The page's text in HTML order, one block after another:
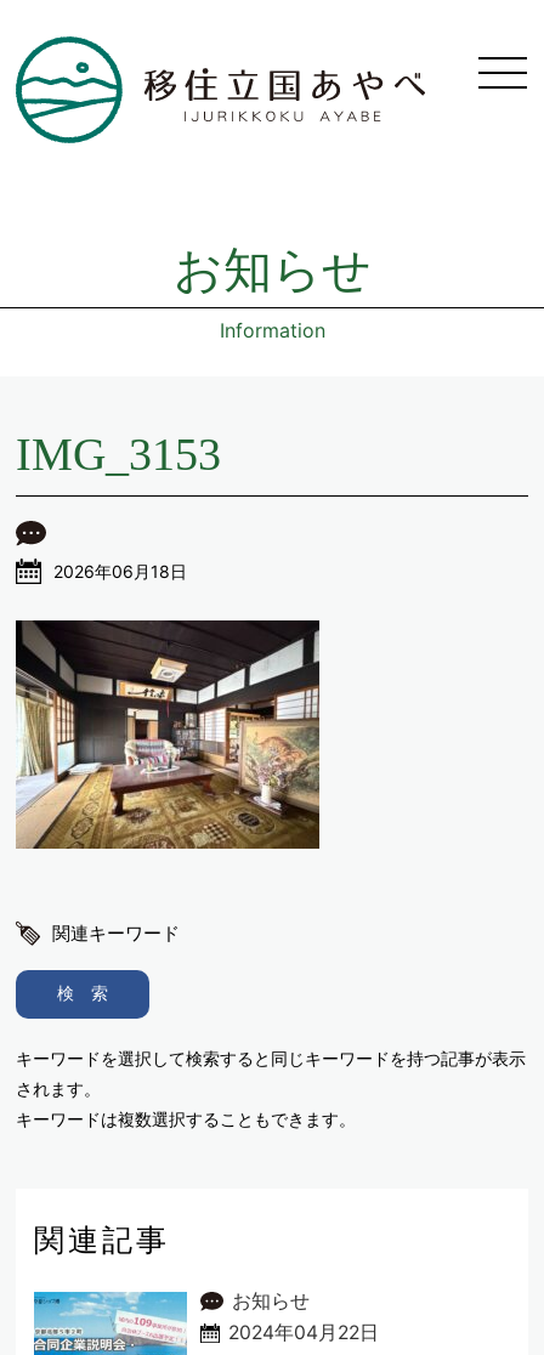
お知らせ
Information
IMG_3153
2026年06月18日
関連キーワード
キーワードを選択して検索すると同じキーワードを持つ記事が表示
されます。
キーワードは複数選択することもできます。
検 索
関連記事
お知らせ
2024年04月22日